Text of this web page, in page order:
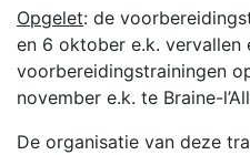
Opgelet: de
en 6 oktober e.k. vervallen
voorbereidingstrainingen
november e.k. te Braine-
De organisatie van deze